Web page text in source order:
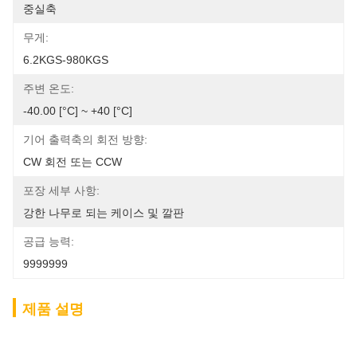
중실축
무게:
6.2KGS-980KGS
주변 온도:
-40.00 [°C] ~ +40 [°C]
기어 출력축의 회전 방향:
CW 회전 또는 CCW
포장 세부 사항:
강한 나무로 되는 케이스 및 깔판
공급 능력:
9999999
제품 설명